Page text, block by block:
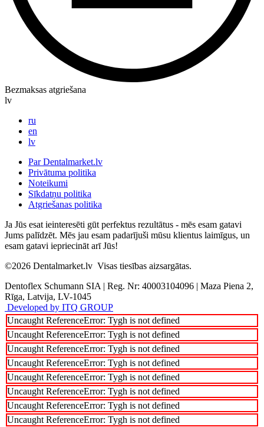
Bezmaksas atgriešana
lv
ru
en
lv
Par Dentalmarket.lv
Privātuma politika
Noteikumi
Sīkdatņu politika
Atgriešanas politika
Ja Jūs esat ieinteresēti gūt perfektus rezultātus - mēs esam gatavi
Jums palīdzēt. Mēs jau esam padarījuši mūsu klientus laimīgus, un
esam gatavi iepriecināt arī Jūs!
©2026 Dentalmarket.lv Visas tiesības aizsargātas.
Dentoflex Schumann SIA | Reg. Nr: 40003104096 | Maza Piena 2,
Rīga, Latvija, LV-1045
Developed by ITQ GROUP
Uncaught ReferenceError: Tygh is not defined
Uncaught ReferenceError: Tygh is not defined
Uncaught ReferenceError: Tygh is not defined
Uncaught ReferenceError: Tygh is not defined
Uncaught ReferenceError: Tygh is not defined
Uncaught ReferenceError: Tygh is not defined
Uncaught ReferenceError: Tygh is not defined
Uncaught ReferenceError: Tygh is not defined